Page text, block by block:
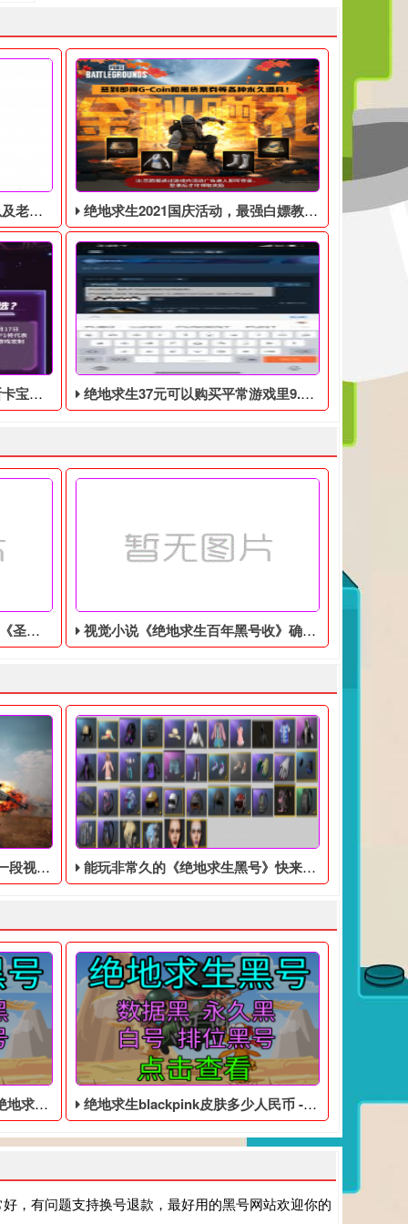
题解答 绝地求生2021国庆活动，最强白嫖教程，最好用的活动攻略
17日开始 绝地求生37元可以购买平常游戏里9.9美元的DLC礼包
售出 视觉小说《绝地求生百年黑号收》确认登陆Switch，特别版售价9350日元
生黑号》场景 能玩非常久的《绝地求生黑号》快来看看吧
久黑号 绝地求生blackpink皮肤多少人民币 - PUBG便宜的临时黑号
，有问题支持换号退款，最好用的黑号网站欢迎你的